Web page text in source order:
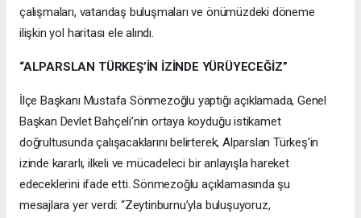
çalışmaları, vatandaş buluşmaları ve önümüzdeki döneme
ilişkin yol haritası ele alındı.
“ALPARSLAN TÜRKEŞ’İN İZİNDE YÜRÜYECEĞİZ”
İlçe Başkanı Mustafa Sönmezoğlu yaptığı açıklamada, Genel
Başkan Devlet Bahçeli’nin ortaya koyduğu istikamet
doğrultusunda çalışacaklarını belirterek, Alparslan Türkeş’in
izinde kararlı, ilkeli ve mücadeleci bir anlayışla hareket
edeceklerini ifade etti. Sönmezoğlu açıklamasında şu
mesajlara yer verdi: “Zeytinburnu’yla buluşuyoruz,